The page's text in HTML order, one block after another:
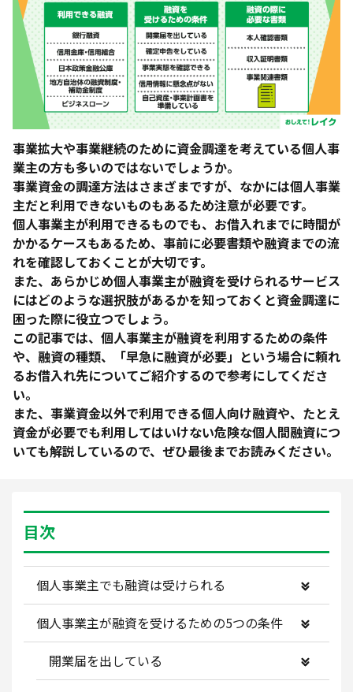
事業拡大や事業継続のために資金調達を考えている個人事
業主の方も多いのではないでしょうか。
事業資金の調達方法はさまざまですが、なかには個人事業
主だと利用できないものもあるため注意が必要です。
個人事業主が利用できるものでも、お借入れまでに時間が
かかるケースもあるため、事前に必要書類や融資までの流
れを確認しておくことが大切です。
また、あらかじめ個人事業主が融資を受けられるサービス
にはどのような選択肢があるかを知っておくと資金調達に
困った際に役立つでしょう。
この記事では、個人事業主が融資を利用するための条件
や、融資の種類、「早急に融資が必要」という場合に頼れ
るお借入れ先についてご紹介するので参考にしてくださ
い。
また、事業資金以外で利用できる個人向け融資や、たとえ
資金が必要でも利用してはいけない危険な個人間融資につ
いても解説しているので、ぜひ最後までお読みください。
目次
個人事業主でも融資は受けられる
個人事業主が融資を受けるための5つの条件
開業届を出している